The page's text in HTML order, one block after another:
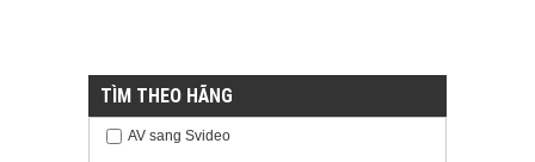
TÌM THEO HÃNG
AV sang Svideo